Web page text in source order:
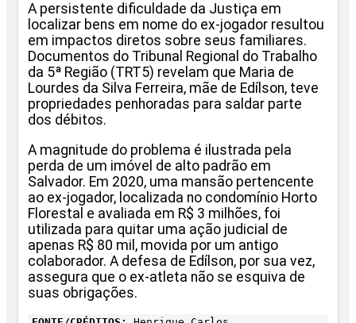
A persistente dificuldade da Justiça em
localizar bens em nome do ex-jogador resultou
em impactos diretos sobre seus familiares.
Documentos do Tribunal Regional do Trabalho
da 5ª Região (TRT5) revelam que Maria de
Lourdes da Silva Ferreira, mãe de Edílson, teve
propriedades penhoradas para saldar parte
dos débitos.
A magnitude do problema é ilustrada pela
perda de um imóvel de alto padrão em
Salvador. Em 2020, uma mansão pertencente
ao ex-jogador, localizada no condomínio Horto
Florestal e avaliada em R$ 3 milhões, foi
utilizada para quitar uma ação judicial de
apenas R$ 80 mil, movida por um antigo
colaborador. A defesa de Edílson, por sua vez,
assegura que o ex-atleta não se esquiva de
suas obrigações.